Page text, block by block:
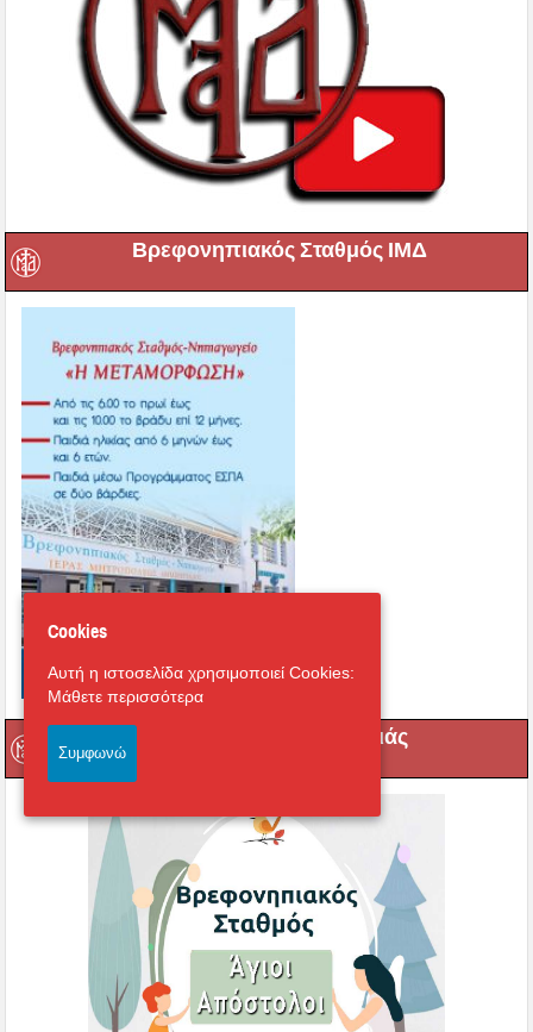
Βρεφικός Σταθμός Αγριάς
e-learning
Cookies
Αυτή η ιστοσελίδα χρησιμοποιεί Cookies:
Μάθετε περισσότερα
Συμφωνώ